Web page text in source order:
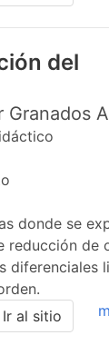
del
Granados
donde se
reducción de
diferenciales
Ir al sitio